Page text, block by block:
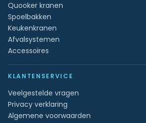
Quooker kranen
Spoelbakken
Keukenkranen
Afvalsystemen
Accessoires
KLANTENSERVICE
Veelgestelde vragen
Privacy verklaring
Algemene voorwaarden